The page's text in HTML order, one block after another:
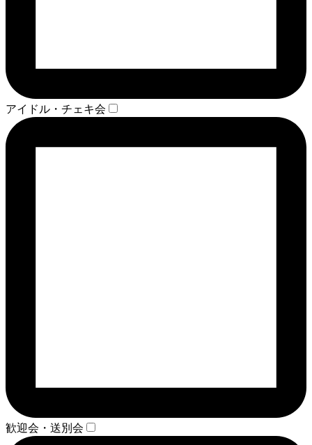
アイドル・チェキ会
歓迎会・送別会